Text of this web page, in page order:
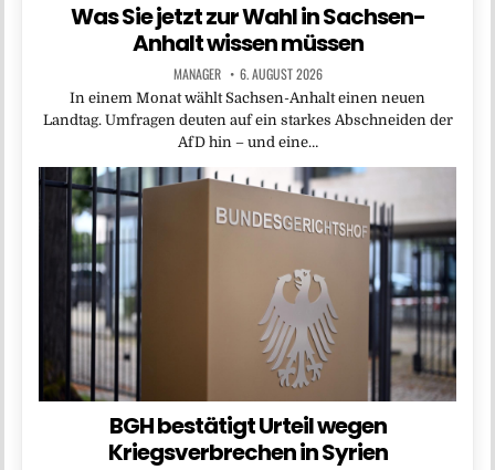
Was Sie jetzt zur Wahl in Sachsen-
Anhalt wissen müssen
MANAGER 6. AUGUST 2026
In einem Monat wählt Sachsen-Anhalt einen neuen
Landtag. Umfragen deuten auf ein starkes Abschneiden der
AfD hin – und eine…
BGH bestätigt Urteil wegen
Kriegsverbrechen in Syrien